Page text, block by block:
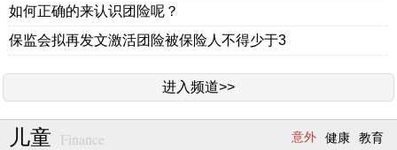
如何正确的来认识团险呢？
保监会拟再发文激活团险被保险人不得少于3
进入频道>>
儿童 Finance 意外 健康 教育